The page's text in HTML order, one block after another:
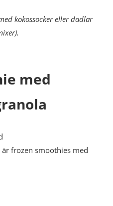
kokossocker eller dadlar
med
frozen smoothies med